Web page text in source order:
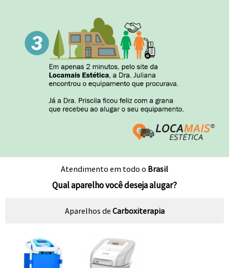
Atendimento em todo o Brasil
Qual aparelho você deseja alugar?
Aparelhos de Carboxiterapia